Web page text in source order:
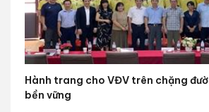
Hành trang cho VĐV trên chặng
bền vững